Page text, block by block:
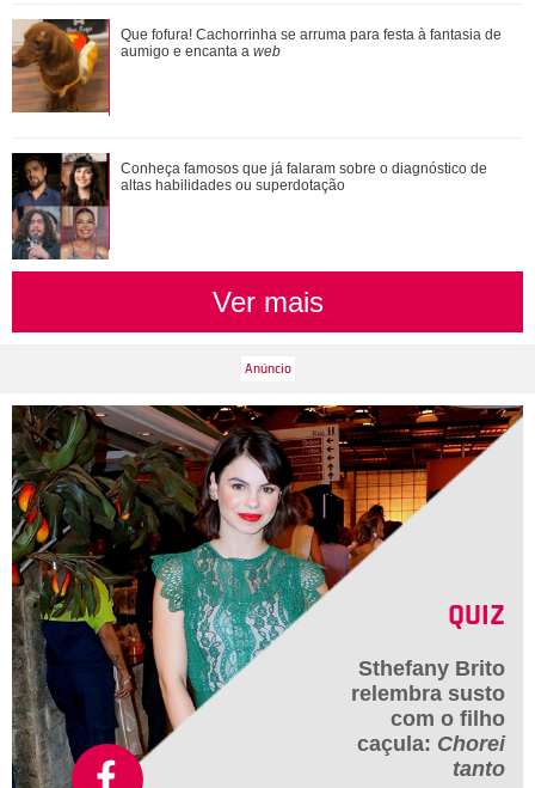
Saiba o que vai acontecer em Coração Acelerado nesta
quarta-feira
Que fofura! Cachorrinha se arruma para festa à fantasia de
aumigo e encanta a web
Conheça famosos que já falaram sobre o diagnóstico de
altas habilidades ou superdotação
Ver mais
QUIZ
Sthefany Brito
relembra susto
com o filho
caçula: Chorei
tanto